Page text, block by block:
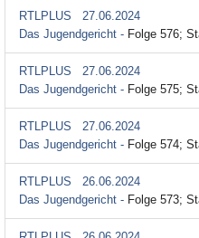
RTLPLUS
27.06.2024
Das Jugendgericht - Folge 576;
RTLPLUS
27.06.2024
Das Jugendgericht - Folge 575;
RTLPLUS
27.06.2024
Das Jugendgericht - Folge 574;
RTLPLUS
26.06.2024
Das Jugendgericht - Folge 573;